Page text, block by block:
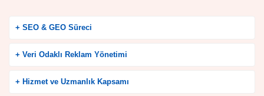
+ SEO & GEO Süreci
+ Veri Odaklı Reklam Yönetimi
+ Hizmet ve Uzmanlık Kapsamı